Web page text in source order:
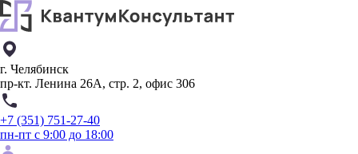
г. Челябинск
пр-кт. Ленина 26А, стр. 2, офис 306
+7 (351) 751-27-40
пн-пт с 9:00 до 18:00